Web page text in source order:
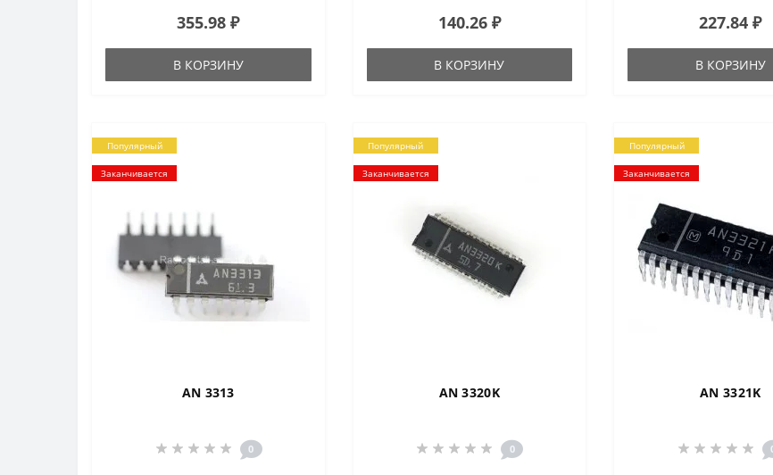
355.98 ₽
В КОРЗИНУ
140.26 ₽
В КОРЗИНУ
227.84 ₽
В КОРЗИНУ
Популярный
Заканчивается
AN 3313
0
Популярный
Заканчивается
AN 3320K
0
Популярный
Заканчивается
AN 3321K